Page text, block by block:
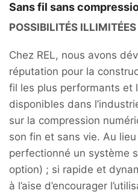
Sans fil sans
POSSIBILITÉS ILLIMITÉES
Chez REL, nous avons
réputation pour la
fil les plus performants et
disponibles dans
sur la compression
son fin et sans vie. Au
perfectionné un système
option) ; si rapide et
à l’aise d’encourager